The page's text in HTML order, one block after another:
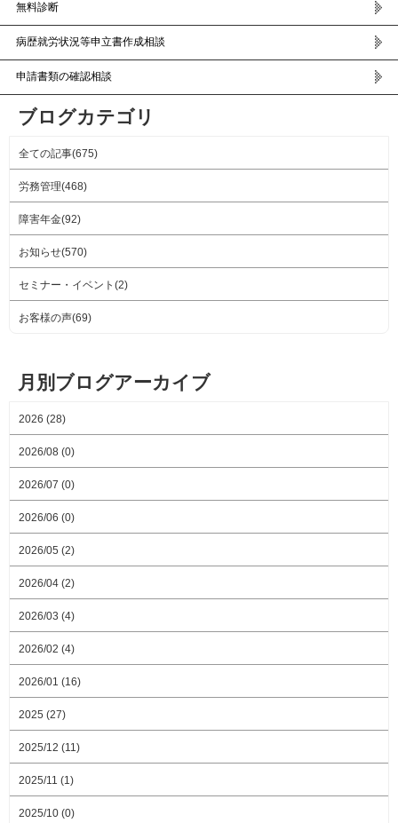
無料診断
病歴就労状況等申立書作成相談
申請書類の確認相談
ブログカテゴリ
全ての記事(675)
労務管理(468)
障害年金(92)
お知らせ(570)
セミナー・イベント(2)
お客様の声(69)
月別ブログアーカイブ
2026 (28)
2026/08 (0)
2026/07 (0)
2026/06 (0)
2026/05 (2)
2026/04 (2)
2026/03 (4)
2026/02 (4)
2026/01 (16)
2025 (27)
2025/12 (11)
2025/11 (1)
2025/10 (0)